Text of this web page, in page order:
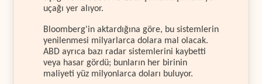
uçağı yer alıyor.
Bloomberg'in aktardığına göre, bu sistemlerin
yenilenmesi milyarlarca dolara mal olacak.
ABD ayrıca bazı radar sistemlerini kaybetti
veya hasar gördü; bunların her birinin
maliyeti yüz milyonlarca doları buluyor.